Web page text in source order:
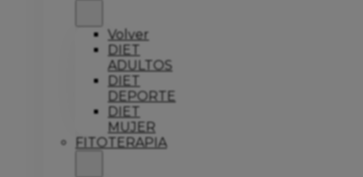
Volver
DIET
ADULTOS
DIET
DEPORTE
DIET
MUJER
FITOTERAPIA